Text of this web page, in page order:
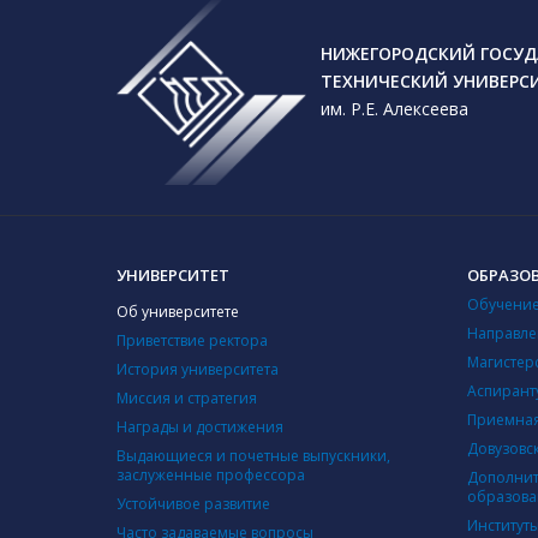
НИЖЕГОРОДСКИЙ
ТЕХНИЧЕСКИЙ
им. Р.Е. Алексеева
УНИВЕРСИТЕТ
Об университете
Приветствие ректора
История университета
Миссия и стратегия
Награды и достижения
Выдающиеся и почетные выпускники,
заслуженные профессора
Устойчивое развитие
Часто задаваемые вопросы